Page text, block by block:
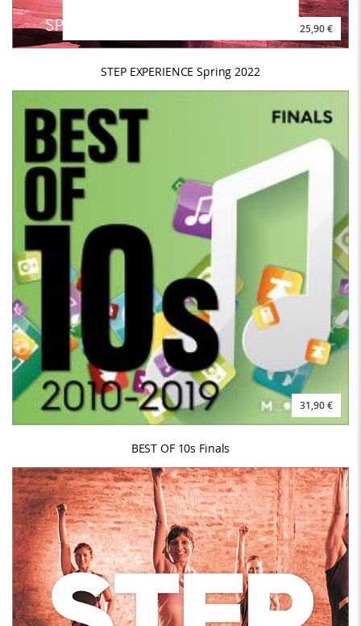
25,90 €
STEP EXPERIENCE Spring 2022
31,90 €
BEST OF 10s Finals